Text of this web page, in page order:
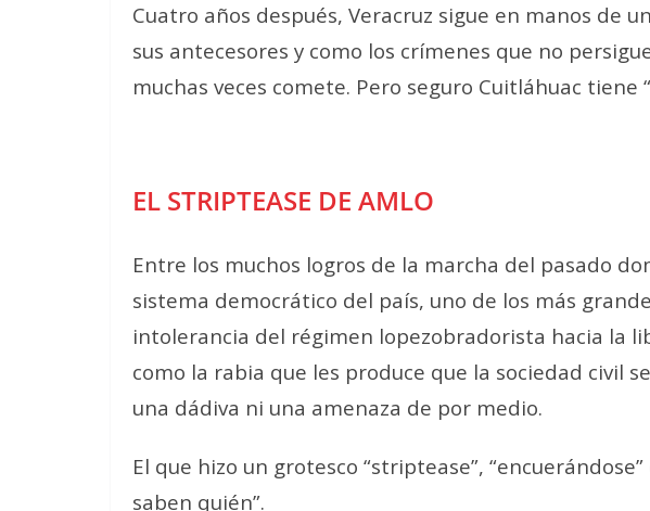
Cuatro años después, Veracruz sigue en manos de
sus antecesores y como los crímenes que no
muchas veces comete. Pero seguro Cuitláhuac tiene
EL STRIPTEASE DE AMLO
Entre los muchos logros de la marcha del pasado
sistema democrático del país, uno de los más
intolerancia del régimen lopezobradorista hacia la
como la rabia que les produce que la sociedad civil
una dádiva ni una amenaza de por medio.
El que hizo un grotesco “striptease”,
saben quién”.